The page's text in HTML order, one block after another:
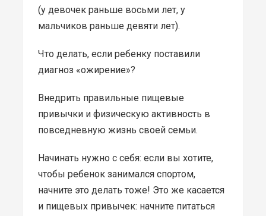
(у девочек раньше восьми лет, у
мальчиков раньше девяти лет).
Что делать, если ребенку поставили
диагноз «ожирение»?
Внедрить правильные пищевые
привычки и физическую активность в
повседневную жизнь своей семьи.
Начинать нужно с себя: если вы хотите,
чтобы ребенок занимался спортом,
начните это делать тоже! Это же касается
и пищевых привычек: начните питаться